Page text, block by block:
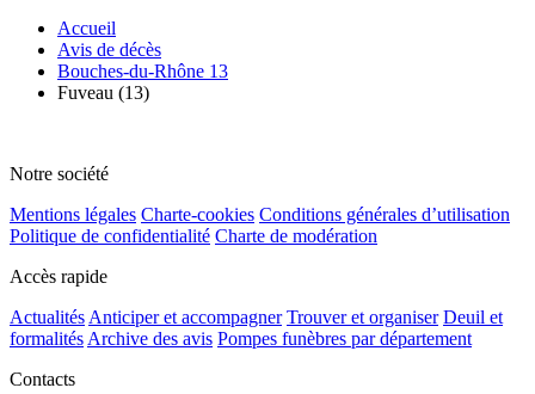
Accueil
Avis de décès
Bouches-du-Rhône 13
Fuveau (13)
Notre société
Mentions légales Charte-cookies Conditions générales d’utilisation
Politique de confidentialité Charte de modération
Accès rapide
Actualités Anticiper et accompagner Trouver et organiser Deuil et
formalités Archive des avis Pompes funèbres par département
Contacts